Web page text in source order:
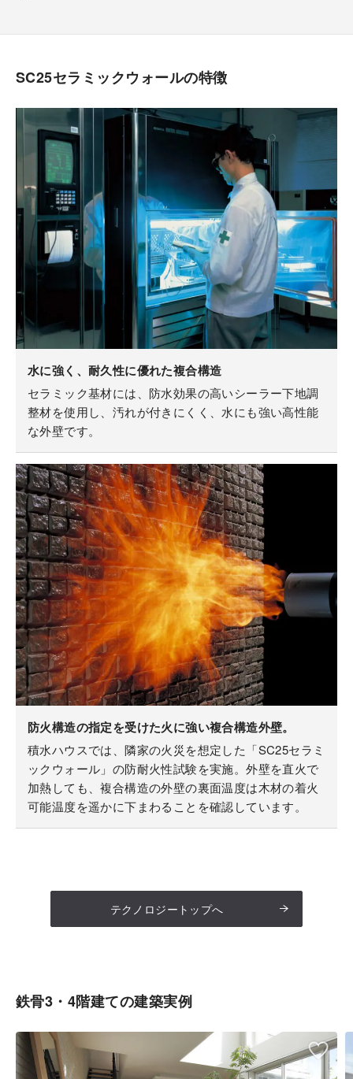
SC25セラミックウォールの特徴
水に強く、耐久性に優れた複合構造
セラミック基材には、防水効果の高いシーラー下地調
整材を使用し、汚れが付きにくく、水にも強い高性能
な外壁です。
防火構造の指定を受けた火に強い複合構造外壁。
積水ハウスでは、隣家の火災を想定した「SC25セラミ
ックウォール」の防耐火性試験を実施。外壁を直火で
加熱しても、複合構造の外壁の裏面温度は木材の着火
可能温度を遥かに下まわることを確認しています。
テクノロジートップへ
鉄骨3・4階建ての建築実例